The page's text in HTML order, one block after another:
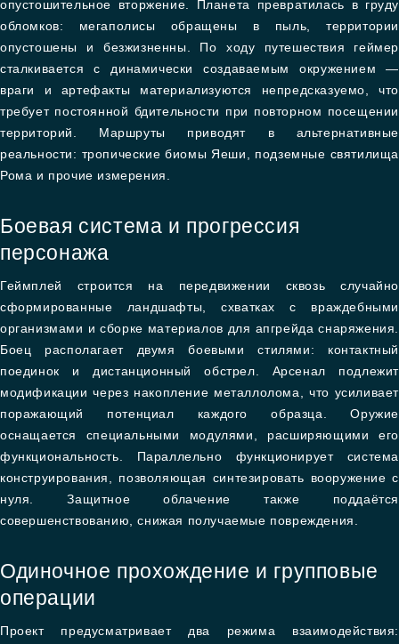
опустошительное вторжение. Планета превратилась в груду
обломков: мегаполисы обращены в пыль, территории
опустошены и безжизненны. По ходу путешествия геймер
сталкивается с динамически создаваемым окружением —
враги и артефакты материализуются непредсказуемо, что
требует постоянной бдительности при повторном посещении
территорий. Маршруты приводят в альтернативные
реальности: тропические биомы Яеши, подземные святилища
Рома и прочие измерения.
Боевая система и прогрессия
персонажа
Геймплей строится на передвижении сквозь случайно
сформированные ландшафты, схватках с враждебными
организмами и сборке материалов для апгрейда снаряжения.
Боец располагает двумя боевыми стилями: контактный
поединок и дистанционный обстрел. Арсенал подлежит
модификации через накопление металлолома, что усиливает
поражающий потенциал каждого образца. Оружие
оснащается специальными модулями, расширяющими его
функциональность. Параллельно функционирует система
конструирования, позволяющая синтезировать вооружение с
нуля. Защитное облачение также поддаётся
совершенствованию, снижая получаемые повреждения.
Одиночное прохождение и групповые
операции
Проект предусматривает два режима взаимодействия: